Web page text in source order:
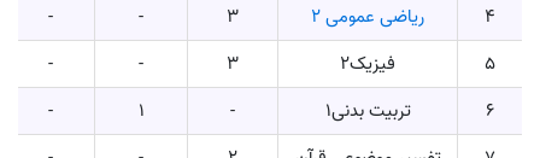
4 ریاضی عمومی ۲ 3
-
-
5
فیزیک2 3
-
-
6
تربیت بدنی1 -
1
-